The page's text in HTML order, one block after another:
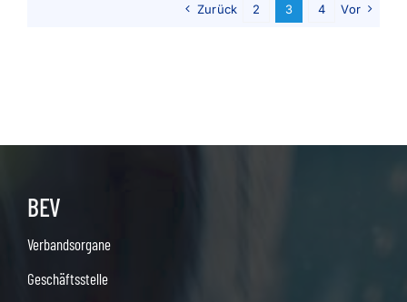
Zurück 2 3 4 Vor
BEV
Verbandsorgane
Geschäftsstelle